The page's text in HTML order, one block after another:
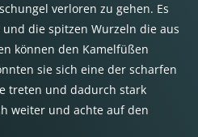
verloren zu gehen. Es
die spitzen Wurzeln die aus
können den Kamelfüßen
sie sich eine der scharfen
treten und dadurch stark
weiter und achte auf den